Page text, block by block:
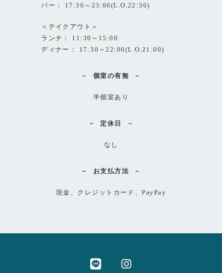
バー： 17:30～23:00(L.O.22:30)
＜テイクアウト＞
ランチ： 11:30～15:00
ディナー： 17:30～22:00(L.O.21:00)
個室の有無
半個室あり
定休日
なし
お支払方法
現金、クレジットカード、PayPay